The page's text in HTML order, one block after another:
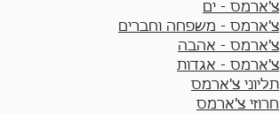
צ'ארמס - ים
צ'ארמס - משפחה וחברים
צ'ארמס - אהבה
צ'ארמס - אגדות
תליוני צ'ארמס
חרוזי צ'ארמס